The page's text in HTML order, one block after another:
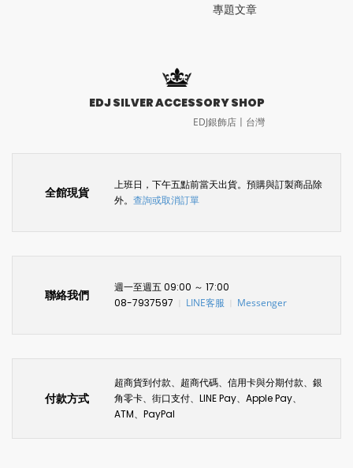
專題文章
EDJ SILVER ACCESSORY SHOP
EDJ銀飾店〡台灣
全館現貨
上班日，下午五點前當天出貨。預購與訂製商品除
外。 查詢或取消訂單
聯絡我們
週一至週五 09:00 ～ 17:00
08-7937597
LINE客服 Messenger
付款方式
超商貨到付款、超商代碼、信用卡與分期付款、銀
角零卡、街口支付、LINE Pay、Apple Pay、
ATM、PayPal